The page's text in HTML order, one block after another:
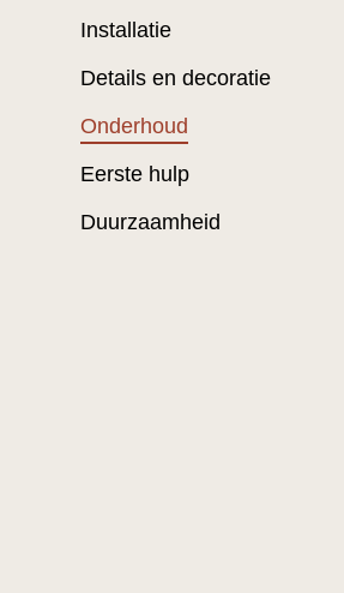
Installatie
Details en decoratie
Onderhoud
Eerste hulp
Duurzaamheid